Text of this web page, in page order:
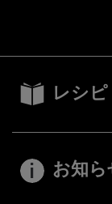
レシピ
お知ら